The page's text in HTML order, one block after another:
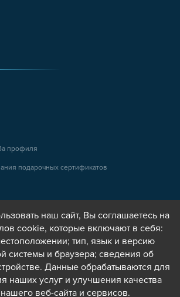
профиля
подарочных сертификатов
наш сайт, Вы соглашаетесь на
cookie, которые включают в себя:
тип, язык и версию
системы и браузера; сведения об
Данные обрабатываются для
наших услуг и улучшения качества
веб-сайта и сервисов.